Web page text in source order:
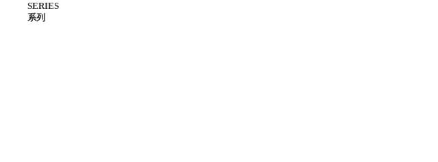
SERIES
系列